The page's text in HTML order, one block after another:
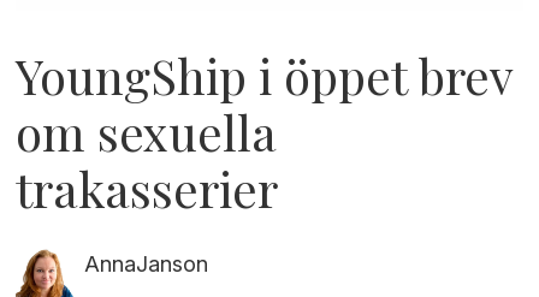
YoungShip i öppet brev
om sexuella
trakasserier
AnnaJanson